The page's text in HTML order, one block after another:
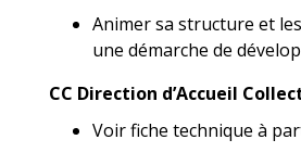
Animer sa structure et
une démarche de
CC Direction d’Accueil
Voir fiche technique à